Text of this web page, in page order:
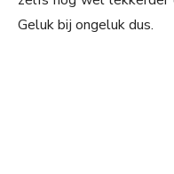
Geluk bij ongeluk dus.